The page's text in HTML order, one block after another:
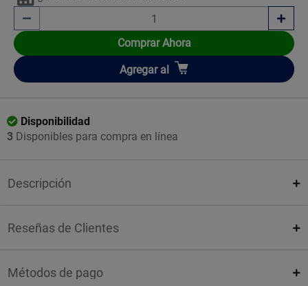
Comprar Ahora
Añadir
Agregar al
Disponibilidad
3 Disponibles para compra en línea
Descripción
Reseñas de Clientes
Métodos de pago